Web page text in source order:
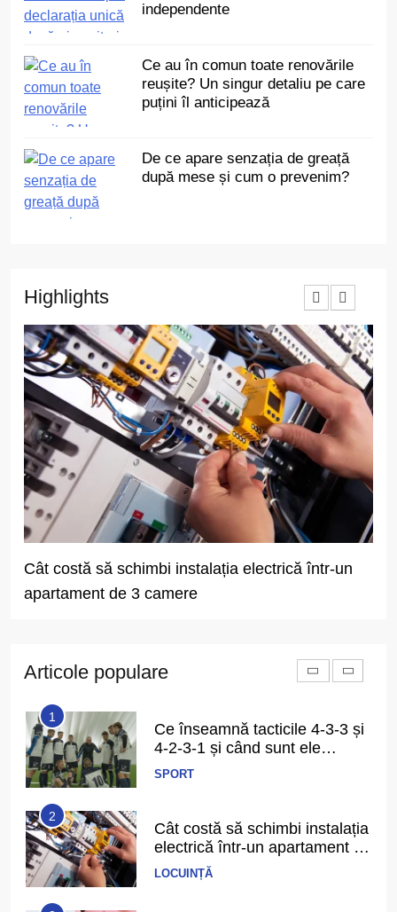
independente
Ce au în comun toate renovările
reușite? Un singur detaliu pe care
puțini îl anticipează
De ce apare senzația de greață
după mese și cum o prevenim?
Highlights
electrică într-un
Cât de des trebuie să depui
dacă ai venituri
Articole populare
Cât de des trebuie să depui
declarația unică dacă ai
venituri independente
ECONOMIC
4
Ce au în comun toate
renovările reușite? Un singur
detaliu pe care puțini îl
anticipează
ACTUALITATE
5
De ce apare senzația de
prevenim?
SĂNĂTATE
ai
PERSPECTIVE
1
Ce înseamnă tacticile 4-3-3 și
4-2-3-1 și când sunt ele
folosite în fotbal?
SPORT
2
Cât costă să schimbi instalația
electrică într-un apartament de
3 camere
LOCUINȚĂ